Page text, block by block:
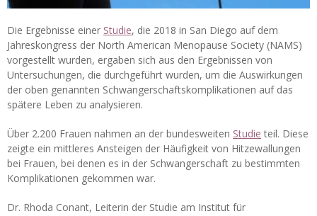
Die Ergebnisse einer Studie, die 2018 in San Diego auf dem
Jahreskongress der North American Menopause Society (NAMS)
vorgestellt wurden, ergaben sich aus den Ergebnissen von
Untersuchungen, die durchgeführt wurden, um die Auswirkungen
der oben genannten Schwangerschaftskomplikationen auf das
spätere Leben zu analysieren.
Über 2.200 Frauen nahmen an der bundesweiten Studie teil. Diese
zeigte ein mittleres Ansteigen der Häufigkeit von Hitzewallungen
bei Frauen, bei denen es in der Schwangerschaft zu bestimmten
Komplikationen gekommen war.
Dr. Rhoda Conant, Leiterin der Studie am Institut für